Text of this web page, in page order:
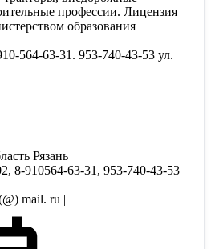
профессии. Лицензия
образования
564-63-31. 953-740-43-53 ул.
Рязань
8-910564-63-31, 953-740-43-53
mail. ru |